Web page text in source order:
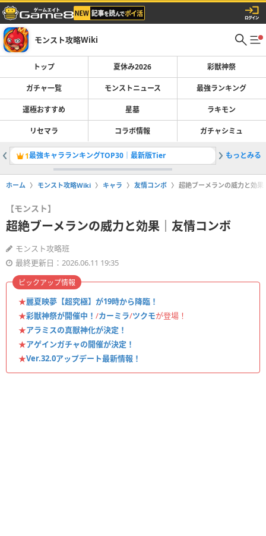
モンスト攻略Wiki
トップ 夏休み2026 彩獣神祭
ガチャ一覧 モンストニュース 最強ランキング
運極おすすめ 星墓 ラキモン
リセマラ コラボ情報 ガチャシミュ
1最強キャラランキングTOP30｜最新版Tier 2彩獣神
もっとみる
ホーム モンスト攻略Wiki キャラ 友情コンボ 超絶ブーメランの威力と効果
【モンスト】
超絶ブーメランの威力と効果｜友情コンボ
モンスト攻略班
最終更新日：2026.06.11 19:35
★麗夏映夢【超究極】が19時から降臨！
★彩獣神祭が開催中！ /カーミラ/ツクモが登場！
★アラミスの真獣神化が決定！
★アゲインガチャの開催が決定！
★Ver.32.0アップデート最新情報！
ピックアップ情報